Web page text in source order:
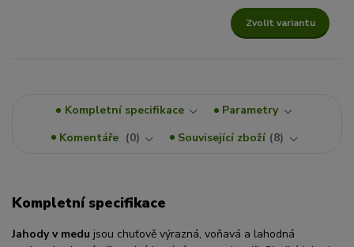
Zvolit variantu
Kompletní specifikace
Parametry
Komentáře
0 Související zboží 8
Kompletní specifikace
Jahody v medu jsou chuťově výrazná, voňavá a lahodná